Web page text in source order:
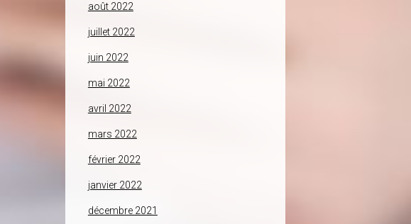
août 2022
juillet 2022
juin 2022
mai 2022
avril 2022
mars 2022
février 2022
janvier 2022
décembre 2021